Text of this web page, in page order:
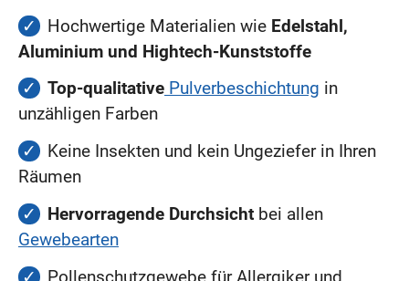
Hochwertige Materialien wie Edelstahl,
Aluminium und Hightech-Kunststoffe
Top-qualitative Pulverbeschichtung in
unzähligen Farben
Keine Insekten und kein Ungeziefer in Ihren
Räumen
Hervorragende Durchsicht bei allen
Gewebearten
Pollenschutzgewebe für Allergiker und